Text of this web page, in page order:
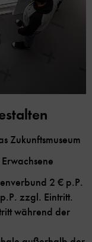
Zukunftsmuseum
2 € p.P.
zzgl. Eintritt.
während der